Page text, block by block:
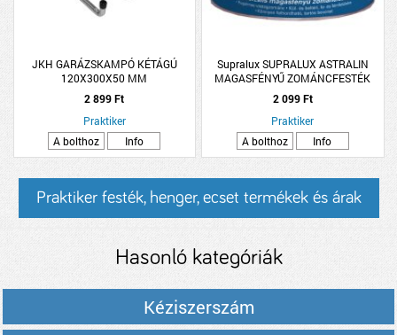
JKH GARÁZSKAMPÓ KÉTÁGÚ
120X300X50 MM
2 899 Ft
Praktiker
A bolthoz
Info
Supralux SUPRALUX ASTRALIN
MAGASFÉNYŰ ZOMÁNCFESTÉK
0,25L FEHÉR
2 099 Ft
Praktiker
A bolthoz
Info
Praktiker festék, henger, ecset termékek és árak
Hasonló kategóriák
Kéziszerszám